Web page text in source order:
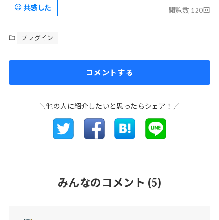
閲覧数 120回
共感した
プラグイン
コメントする
＼他の人に紹介したいと思ったらシェア！／
みんなのコメント (5)